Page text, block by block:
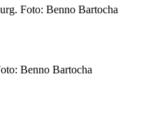
Foto: Benno Bartocha
Benno Bartocha